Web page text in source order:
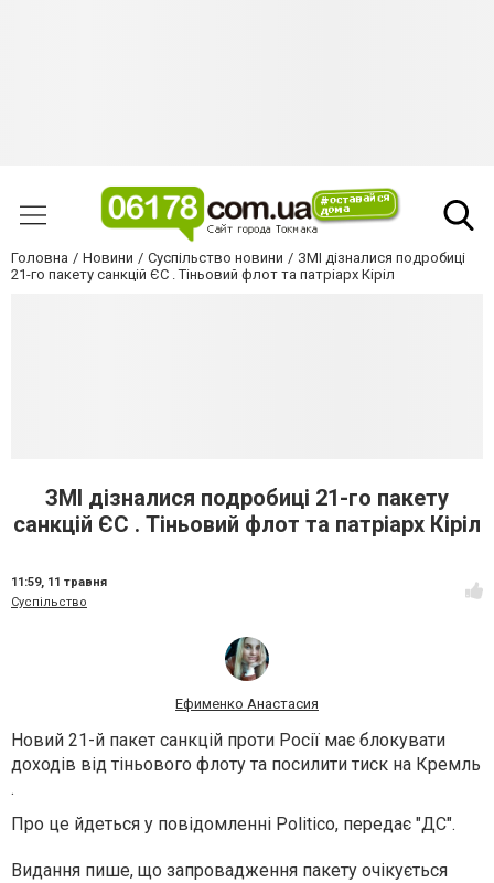
Головна Новини Суспільство новини
ЗМІ дізналися подробиці
21-го пакету санкцій ЄС . Тіньовий флот та патріарх Кіріл
ЗМІ дізналися подробиці 21-го пакету
санкцій ЄС . Тіньовий флот та патріарх Кіріл
11:59, 11 травня
Суспільство
Ефименко Анастасия
Новий 21-й пакет санкцій проти Росії має блокувати
доходів від тіньового флоту та посилити тиск на Кремль
.
Про це йдеться у повідомленні Politico, передає "ДС".
Видання пише, що запровадження пакету очікується